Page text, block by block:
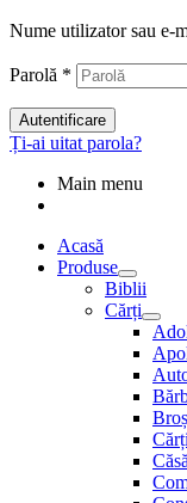
Nume utilizator sau e-
Parolă *
Autentificare
Ți-ai uitat parola?
Main menu
Acasă
Produse
Biblii
Cărți